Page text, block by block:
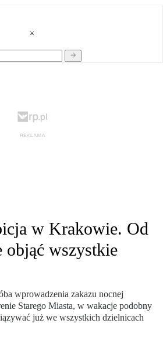
w Krakowie. Od
objąć wszystkie
wprowadzenia zakazu nocnej
Starego Miasta, w wakacje podobny
już we wszystkich dzielnicach